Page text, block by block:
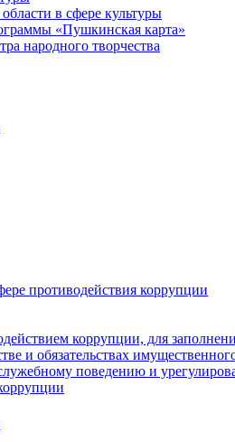
в сфере культуры
«Пушкинская карта»
народного творчества
противодействия коррупции
коррупции, для
и обязательствах
поведению и